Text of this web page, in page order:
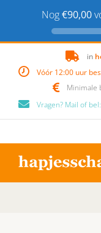
Nog€90,00
content
in
Vóór 12:00 uur
Minimale
Vragen? Mail of bel: